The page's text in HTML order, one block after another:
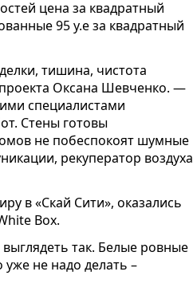
цена за квадратный
95 у.е за квадратный
тишина, чистота
Оксана Шевченко. —
специалистами
Стены готовы
не побеспокоят шумные
рекуператор воздуха
в «Скай Сити», оказались
Box.
так. Белые ровные
уже не надо делать –